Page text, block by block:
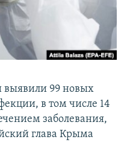
99 новых
в том числе 14
заболевания,
глава Крыма